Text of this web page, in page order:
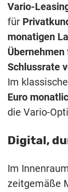
Vario-
für
monatigen
Übernehmen
Schlussrate
Im
Euro
die Vario-
Digital,
Im
zeitgemäße